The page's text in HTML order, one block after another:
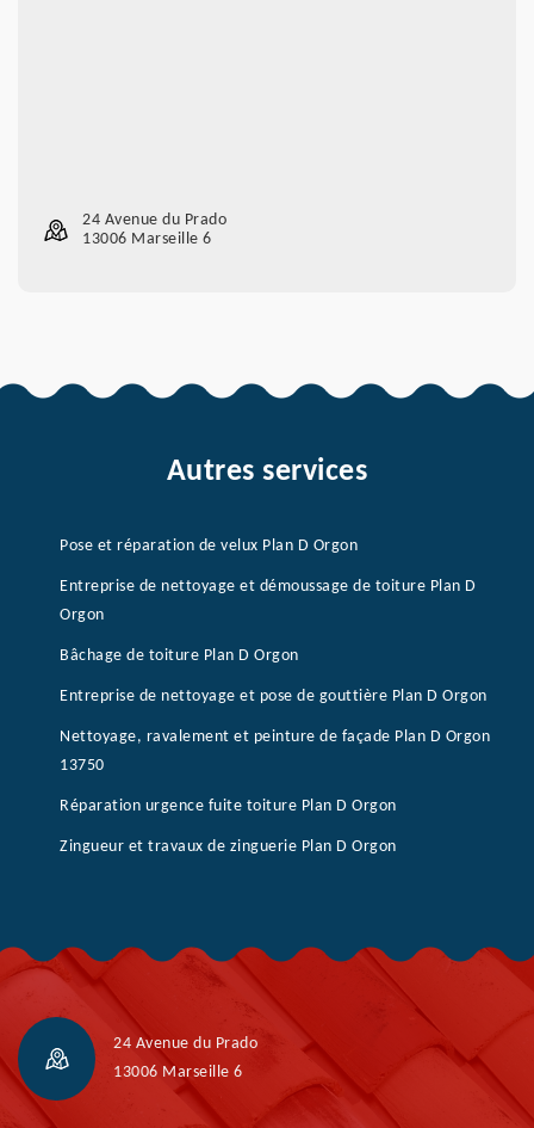
24 Avenue du Prado
13006 Marseille 6
Autres services
Pose et réparation de velux Plan D Orgon
Entreprise de nettoyage et démoussage de toiture Plan D
Orgon
Bâchage de toiture Plan D Orgon
Entreprise de nettoyage et pose de gouttière Plan D Orgon
Nettoyage, ravalement et peinture de façade Plan D Orgon
13750
Réparation urgence fuite toiture Plan D Orgon
Zingueur et travaux de zinguerie Plan D Orgon
24 Avenue du Prado
13006 Marseille 6